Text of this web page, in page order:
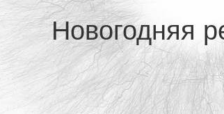
Новогодняя